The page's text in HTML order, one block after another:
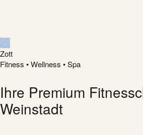
Zott
Fitness • Wellness • Spa
Ihre Premium
Weinstadt